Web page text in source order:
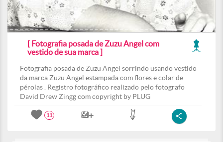
[ Fotografia posada de Zuzu Angel com
vestido de sua marca ]
Fotografia posada de Zuzu Angel sorrindo usando vestido
da marca Zuzu Angel estampada com flores e colar de
pérolas . Registro fotográfico realizado pelo fotografo
David Drew Zingg com copyright by PLUG
11